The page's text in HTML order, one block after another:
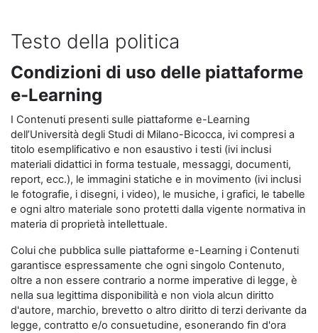
Testo della politica
Condizioni di uso delle piattaforme
e-Learning
I Contenuti presenti sulle piattaforme e-Learning
dell’Università degli Studi di Milano-Bicocca, ivi compresi a
titolo esemplificativo e non esaustivo i testi (ivi inclusi
materiali didattici in forma testuale, messaggi, documenti,
report, ecc.), le immagini statiche e in movimento (ivi inclusi
le fotografie, i disegni, i video), le musiche, i grafici, le tabelle
e ogni altro materiale sono protetti dalla vigente normativa in
materia di proprietà intellettuale.
Colui che pubblica sulle piattaforme e-Learning i Contenuti
garantisce espressamente che ogni singolo Contenuto,
oltre a non essere contrario a norme imperative di legge, è
nella sua legittima disponibilità e non viola alcun diritto
d'autore, marchio, brevetto o altro diritto di terzi derivante da
legge, contratto e/o consuetudine, esonerando fin d'ora